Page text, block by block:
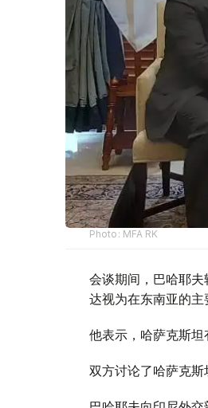
Photo: MFA RK
会谈期间，巴哈耶
达视为在东南亚的主
他表示，哈萨克斯坦
双方讨论了哈萨克斯